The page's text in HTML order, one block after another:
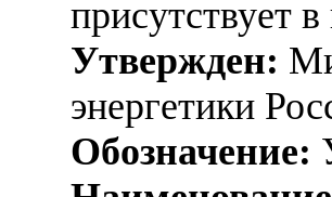
присутствует
Утвержден:
энергетики
Обозначение: